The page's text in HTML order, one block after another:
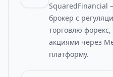
SquaredFinancial
брокер с
торговлю
акциями через
платформу.